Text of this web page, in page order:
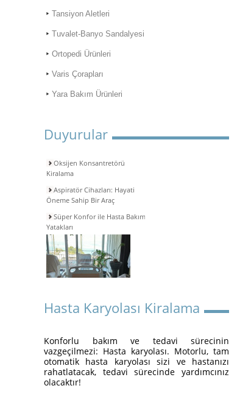
Tansiyon Aletleri
Tuvalet-Banyo Sandalyesi
Ortopedi Ürünleri
Varis Çorapları
Yara Bakım Ürünleri
Duyurular
ONLİNE ALIŞVERİŞ
Kiralama
Öneme Sahip Bir Araç
Yatakları
İzmir Konak Hasta Yatağı
Kurulumları Devam Ediyor
Hasta Karyolası Kiralama
Konforlu bakım ve tedavi sürecinin
vazgeçilmezi: Hasta karyolası. Motorlu, tam
otomatik hasta karyolası sizi ve hastanızı
rahatlatacak, tedavi sürecinde yardımcınız
olacaktır!